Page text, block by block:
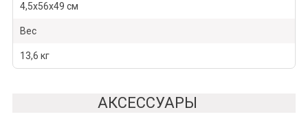
4,5х56х49 см
Вес
13,6 кг
АКСЕССУАРЫ